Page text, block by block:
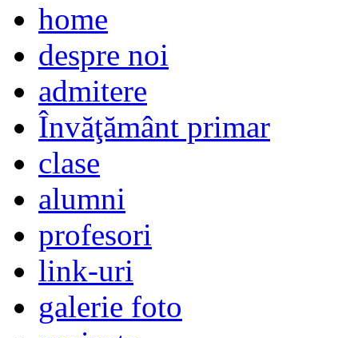
home
despre noi
admitere
Învăţământ primar
clase
alumni
profesori
link-uri
galerie foto